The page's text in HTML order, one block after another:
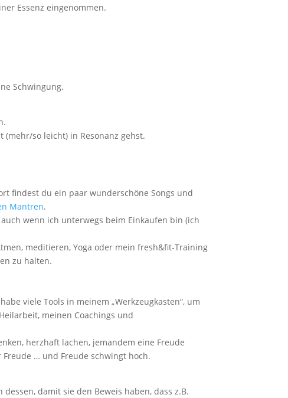
Essenz eingenommen.
Schwingung.
so leicht) in Resonanz gehst.
findest du ein paar wunderschöne Songs und
Mantren.
wenn ich unterwegs beim Einkaufen bin (ich
meditieren, Yoga oder mein fresh&fit-Training
zu halten.
viele Tools in meinem „Werkzeugkasten“, um
meinen Coachings und
herzhaft lachen, jemandem eine Freude
… und Freude schwingt hoch.
damit sie den Beweis haben, dass z.B.